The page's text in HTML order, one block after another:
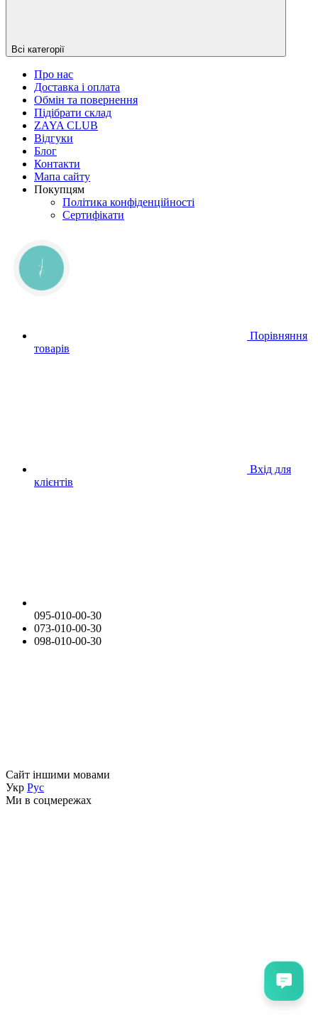
Всі категорії
Про нас
Доставка і оплата
Обмін та повернення
Підібрати склад
ZAYA CLUB
Відгуки
Блог
Контакти
Мапа сайту
Покупцям
Політика конфіденційності
Сертифікати
Порівняння
товарів
Вхід для
клієнтів
095-010-00-30
073-010-00-30
098-010-00-30
Сайт іншими мовами
Укр Рус
Ми в соцмережах
КНОПКА
ЗВ'ЯЗКУ